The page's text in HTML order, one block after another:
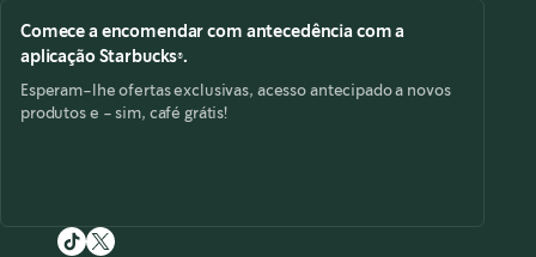
Comece a encomendar com antecedência com a
aplicação Starbucks®.
Esperam-lhe ofertas exclusivas, acesso antecipado a novos
produtos e - sim, café grátis!